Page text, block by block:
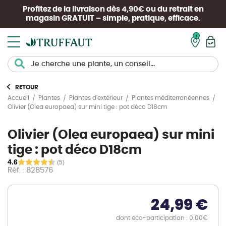
Profitez de la livraison dès 4,90€ ou du retrait en
magasin GRATUIT – simple, pratique, efficace.
RETOUR
Accueil
Plantes Plantes d'extérieur
Plantes méditerranéennes
Olivier (Olea europaea) sur mini tige : pot déco D18cm
Olivier (Olea europaea) sur mini
tige : pot déco D18cm
4.6 (5)
Réf. : 828576
24,99 €
dont eco-participation : 0.00€